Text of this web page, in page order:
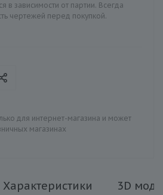
в зависимости от партии. Всегда
чертежей перед покупкой.
для интернет-магазина и может
магазинах
Характеристики 3D